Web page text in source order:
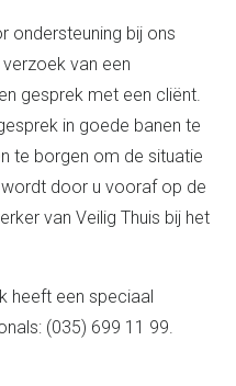
ondersteuning bij ons
van een
gesprek met een cliënt.
in goede banen te
te borgen om de situatie
door u vooraf op de
van Veilig Thuis bij het
heeft een speciaal
(035) 699 11 99.